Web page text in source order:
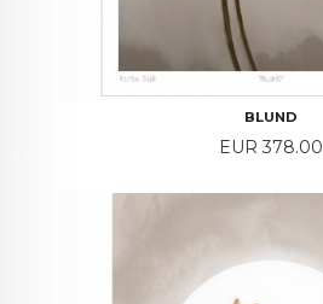
BLUND
Price
EUR 378.00